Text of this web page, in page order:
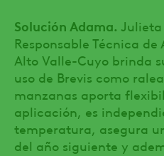
Solución Adama. Julieta
Responsable Técnica
Alto Valle-Cuyo brinda
uso de Brevis como
manzanas aporta
aplicación, es
temperatura, asegura
del año siguiente y